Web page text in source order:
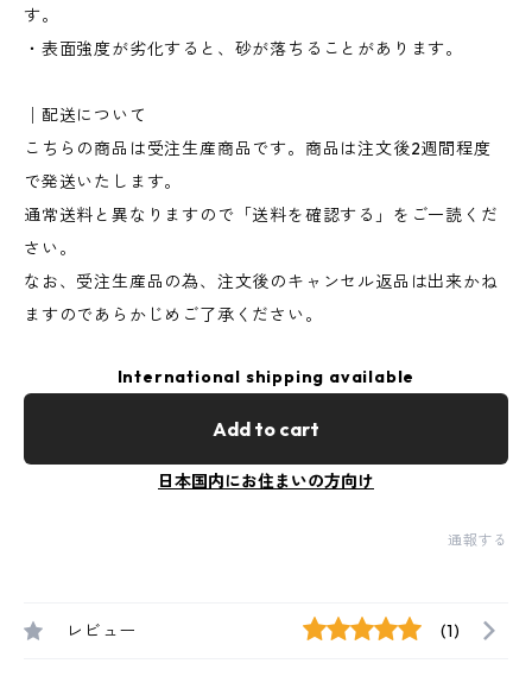
す。
・表面強度が劣化すると、砂が落ちることがあります。
│配送について
こちらの商品は受注生産商品です。商品は注文後2週間程度
で発送いたします。
通常送料と異なりますので「送料を確認する」をご一読くだ
さい。
なお、受注生産品の為、注文後のキャンセル返品は出来かね
ますのであらかじめご了承ください。
International shipping available
Add to cart
日本国内にお住まいの方向け
通報する
レビュー (1)